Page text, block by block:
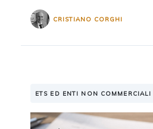
CRISTIANO CORGHI
ETS ED ENTI NON COMMERCIALI